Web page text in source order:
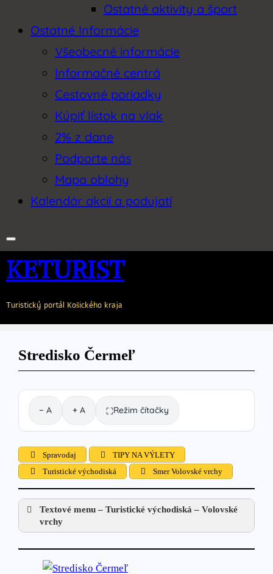
Ostatné aktivity a šport
Ostatné Informácie
Všeobecné informácie
Informačné centrá
Cestovné poriadky
Kúpiť lístok na vlak
2% z dane
Podporte nás
Mapa oblohy
Kalendár akcií a podujatí
KETURIST
Turistický portál Košického kraja
Stredisko Čermeľ
− A + A ⛶Režim čítačky
Spravodaj
TIPY NA VÝLETY
Turistické východiská
Smer Volovské vrchy
Textové menu – Turistické východiská – Volovské
vrchy
Športovo-rekreačné strediská:
Športovo-relaxačné stredisko Porač PARK